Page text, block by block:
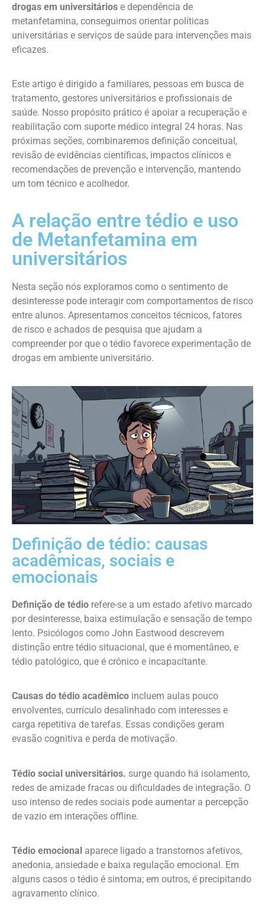
drogas em universitários e dependência de
metanfetamina, conseguimos orientar políticas
universitárias e serviços de saúde para intervenções mais
eficazes.
Este artigo é dirigido a familiares, pessoas em busca de
tratamento, gestores universitários e profissionais de
saúde. Nosso propósito prático é apoiar a recuperação e
reabilitação com suporte médico integral 24 horas. Nas
próximas seções, combinaremos definição conceitual,
revisão de evidências científicas, impactos clínicos e
recomendações de prevenção e intervenção, mantendo
um tom técnico e acolhedor.
A relação entre tédio e uso
de Metanfetamina em
universitários
Nesta seção nós exploramos como o sentimento de
desinteresse pode interagir com comportamentos de risco
entre alunos. Apresentamos conceitos técnicos, fatores
de risco e achados de pesquisa que ajudam a
compreender por que o tédio favorece experimentação de
drogas em ambiente universitário.
Definição de tédio: causas
acadêmicas, sociais e
emocionais
Definição de tédio refere-se a um estado afetivo marcado
por desinteresse, baixa estimulação e sensação de tempo
lento. Psicólogos como John Eastwood descrevem
distinção entre tédio situacional, que é momentâneo, e
tédio patológico, que é crônico e incapacitante.
Causas do tédio acadêmico incluem aulas pouco
envolventes, currículo desalinhado com interesses e
carga repetitiva de tarefas. Essas condições geram
evasão cognitiva e perda de motivação.
Tédio social universitários. surge quando há isolamento,
redes de amizade fracas ou dificuldades de integração. O
uso intenso de redes sociais pode aumentar a percepção
de vazio em interações offline.
Tédio emocional aparece ligado a transtornos afetivos,
anedonia, ansiedade e baixa regulação emocional. Em
alguns casos o tédio é sintoma; em outros, é precipitando
agravamento clínico.